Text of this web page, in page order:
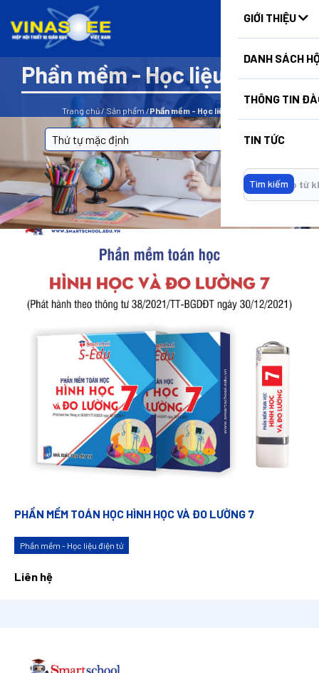
HUẤN
GIỚI THIỆU
DANH SÁCH
THÔNG TIN
TIN TỨC
Tìm kiếm
Phần mềm - Học liệu điện tử
Trang chủ/Sản phẩm/Phần mềm - Học liệu điện tử
BỘ LỌC
PHẦN MỀM TOÁN HỌC HÌNH HỌC VÀ ĐO LƯỜNG 7
Phần mềm - Học liệu điện tử
Liên hệ